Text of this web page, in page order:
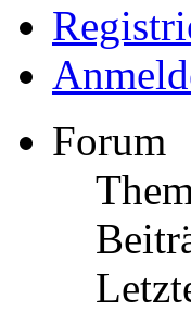
Forum